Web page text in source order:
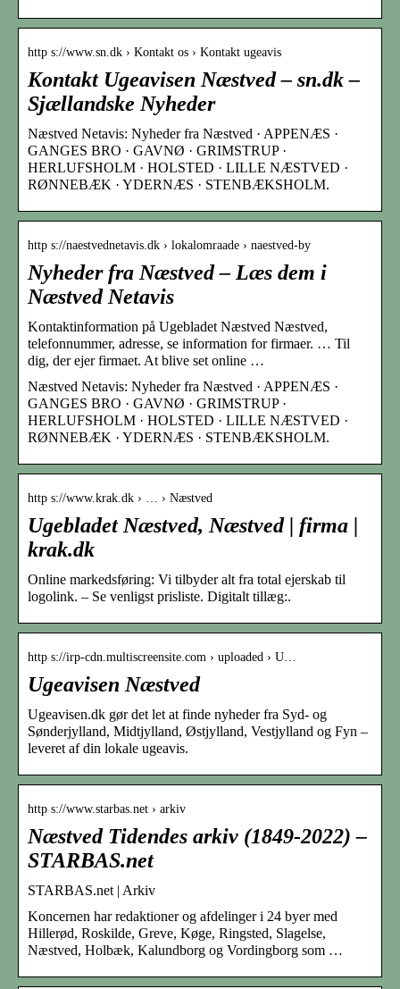
http s://www.sn.dk › Kontakt os › Kontakt ugeavis
Kontakt Ugeavisen Næstved – sn.dk –
Sjællandske Nyheder
Næstved Netavis: Nyheder fra Næstved · APPENÆS ·
GANGES BRO · GAVNØ · GRIMSTRUP ·
HERLUFSHOLM · HOLSTED · LILLE NÆSTVED ·
RØNNEBÆK · YDERNÆS · STENBÆKSHOLM.
http s://naestvednetavis.dk › lokalomraade › naestved-by
Nyheder fra Næstved – Læs dem i
Næstved Netavis
Kontaktinformation på Ugebladet Næstved Næstved,
telefonnummer, adresse, se information for firmaer. … Til
dig, der ejer firmaet. At blive set online …
Næstved Netavis: Nyheder fra Næstved · APPENÆS ·
GANGES BRO · GAVNØ · GRIMSTRUP ·
HERLUFSHOLM · HOLSTED · LILLE NÆSTVED ·
RØNNEBÆK · YDERNÆS · STENBÆKSHOLM.
http s://www.krak.dk › … › Næstved
Ugebladet Næstved, Næstved | firma |
krak.dk
Online markedsføring: Vi tilbyder alt fra total ejerskab til
logolink. – Se venligst prisliste. Digitalt tillæg:.
http s://irp-cdn.multiscreensite.com › uploaded › U…
Ugeavisen Næstved
Ugeavisen.dk gør det let at finde nyheder fra Syd- og
Sønderjylland, Midtjylland, Østjylland, Vestjylland og Fyn –
leveret af din lokale ugeavis.
http s://www.starbas.net › arkiv
Næstved Tidendes arkiv (1849-2022) –
STARBAS.net
STARBAS.net | Arkiv
Koncernen har redaktioner og afdelinger i 24 byer med
Hillerød, Roskilde, Greve, Køge, Ringsted, Slagelse,
Næstved, Holbæk, Kalundborg og Vordingborg som …